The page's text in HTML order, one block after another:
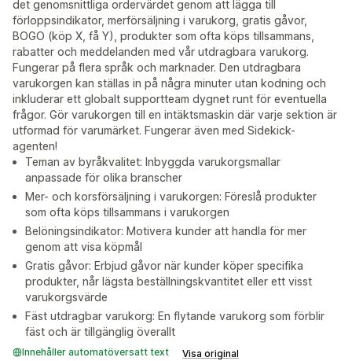
det genomsnittliga ordervärdet genom att lägga till
förloppsindikator, merförsäljning i varukorg, gratis gåvor,
BOGO (köp X, få Y), produkter som ofta köps tillsammans,
rabatter och meddelanden med vår utdragbara varukorg.
Fungerar på flera språk och marknader. Den utdragbara
varukorgen kan ställas in på några minuter utan kodning och
inkluderar ett globalt supportteam dygnet runt för eventuella
frågor. Gör varukorgen till en intäktsmaskin där varje sektion är
utformad för varumärket. Fungerar även med Sidekick-
agenten!
Teman av byråkvalitet: Inbyggda varukorgsmallar
anpassade för olika branscher
Mer- och korsförsäljning i varukorgen: Föreslå produkter
som ofta köps tillsammans i varukorgen
Belöningsindikator: Motivera kunder att handla för mer
genom att visa köpmål
Gratis gåvor: Erbjud gåvor när kunder köper specifika
produkter, når lägsta beställningskvantitet eller ett visst
varukorgsvärde
Fäst utdragbar varukorg: En flytande varukorg som förblir
fäst och är tillgänglig överallt
Innehåller automatöversatt text Visa original